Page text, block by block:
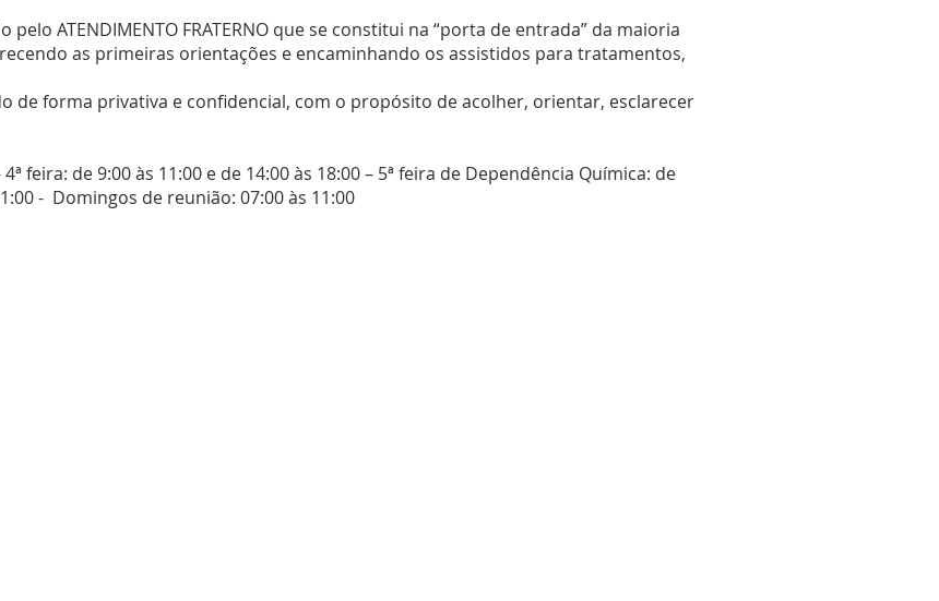
ATENDIMENTO FRATERNO que se constitui na “porta de entrada” da maioria
as primeiras orientações e encaminhando os assistidos para tratamentos,
de forma privativa e confidencial, com o propósito de acolher, orientar, esclarecer
feira: de 9:00 às 11:00 e de 14:00 às 18:00 – 5ª feira de Dependência Química: de
- Domingos de reunião: 07:00 às 11:00